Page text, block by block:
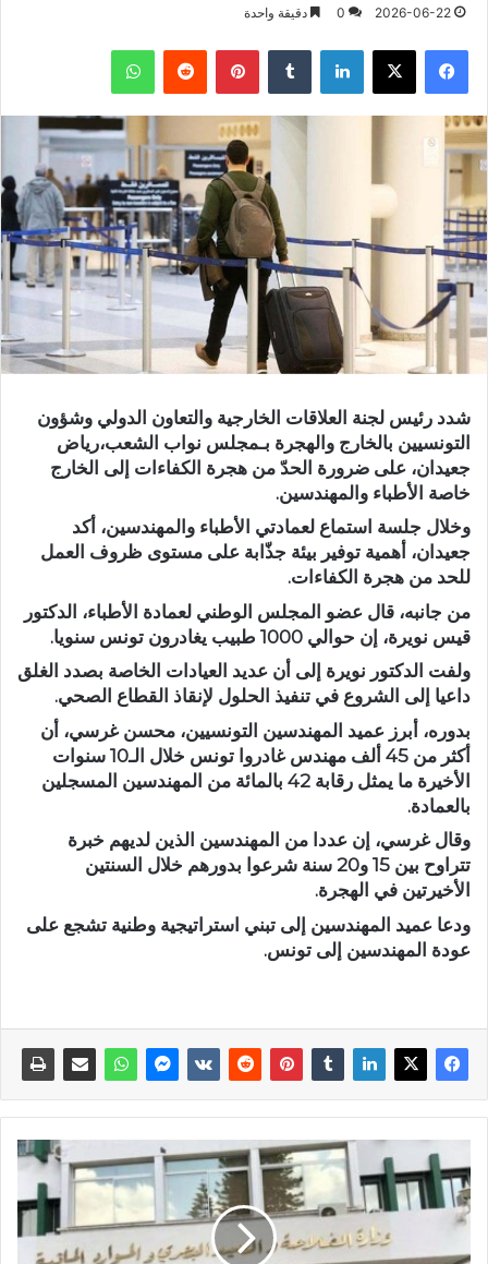
2026-06-22
0 دقيقة واحدة
فيسبوك X لينكدإن بينتيريست واتساب
شدد رئيس لجنة العلاقات الخارجية والتعاون الدولي وشؤون
التونسيين بالخارج والهجرة بـمجلس نواب الشعب،رياض
جعيدان، على ضرورة الحدّ من هجرة الكفاءات إلى الخارج
خاصة الأطباء والمهندسين.
وخلال جلسة استماع لعمادتي الأطباء والمهندسين، أكد
جعيدان، أهمية توفير بيئة جذّابة على مستوى ظروف العمل
للحد من هجرة الكفاءات.
من جانبه، قال عضو المجلس الوطني لعمادة الأطباء، الدكتور
قيس نويرة، إن حوالي 1000 طبيب يغادرون تونس سنويا.
ولفت الدكتور نويرة إلى أن عديد العيادات الخاصة بصدد الغلق
داعيا إلى الشروع في تنفيذ الحلول لإنقاذ القطاع الصحي.
بدوره، أبرز عميد المهندسين التونسيين، محسن غرسي، أن
أكثر من 45 ألف مهندس غادروا تونس خلال الـ10 سنوات
الأخيرة ما يمثل رقابة 42 بالمائة من المهندسين المسجلين
بالعمادة.
وقال غرسي، إن عددا من المهندسين الذين لديهم خبرة
تتراوح بين 15 و20 سنة شرعوا بدورهم خلال السنتين
الأخيرتين في الهجرة.
ودعا عميد المهندسين إلى تبني استراتيجية وطنية تشجع على
عودة المهندسين إلى تونس.